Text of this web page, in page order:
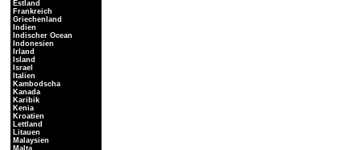
Estland
Frankreich
Griechenland
Indien
Indischer Ocean
Indonesien
Irland
Island
Israel
Italien
Kambodscha
Kanada
Karibik
Kenia
Kroatien
Lettland
Litauen
Malaysien
Malta